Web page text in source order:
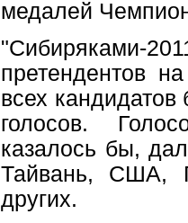
медалей
претендентов
всех
голосов.
казалось бы,
Тайвань, США,
других.